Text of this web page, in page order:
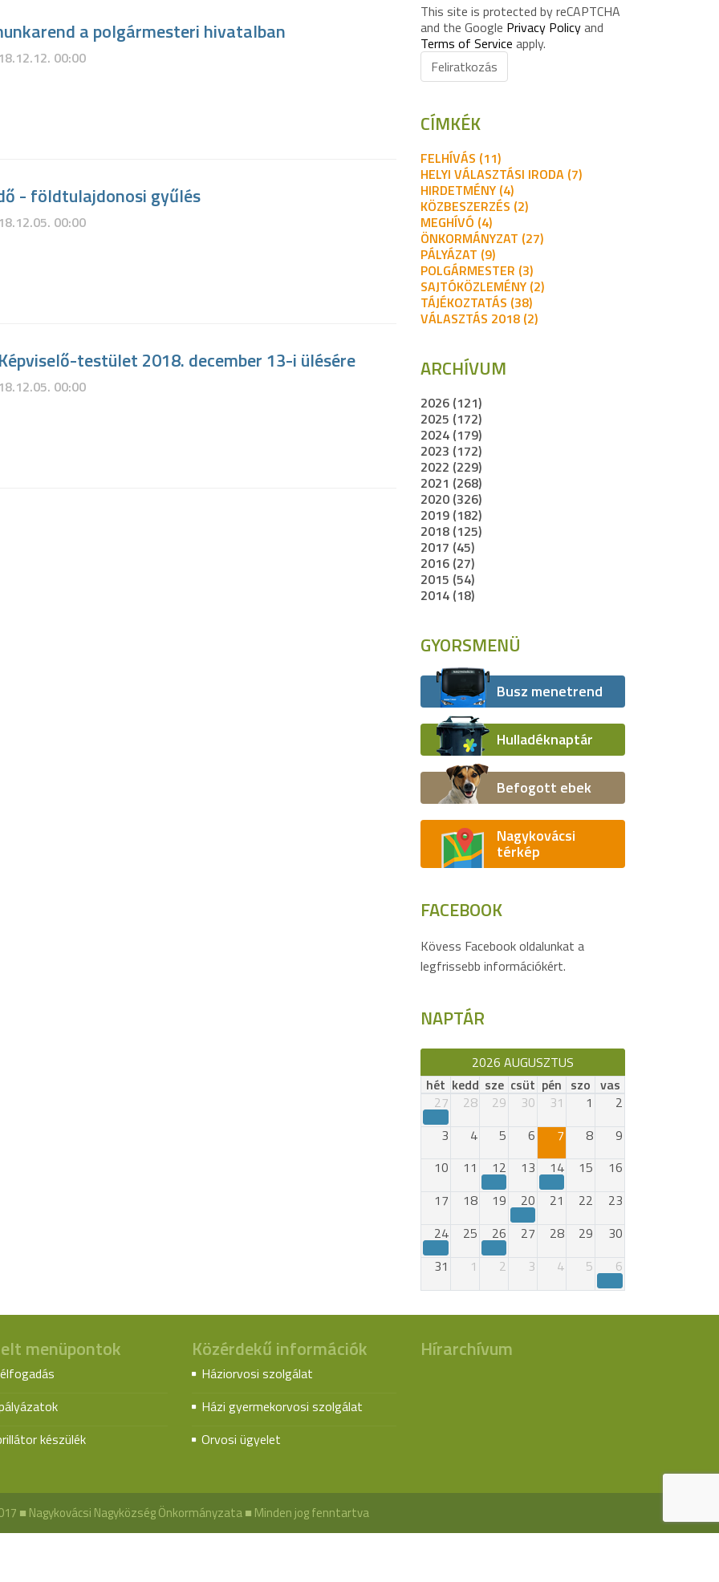
a polgármesteri hivatalban
00:00
- földtulajdonosi gyűlés
00:00
testület 2018. december 13-i ülésére
00:00
This site is protected by reCAPTCHA
and the Google Privacy Policyand
Terms of Service apply.
Feliratkozás
CÍMKÉK
FELHÍVÁS (11)
HELYI VÁLASZTÁSI IRODA (7)
HIRDETMÉNY (4)
KÖZBESZERZÉS (2)
MEGHÍVÓ (4)
ÖNKORMÁNYZAT (27)
PÁLYÁZAT (9)
POLGÁRMESTER (3)
SAJTÓKÖZLEMÉNY (2)
TÁJÉKOZTATÁS (38)
VÁLASZTÁS 2018 (2)
ARCHÍVUM
2026 (121)
2025 (172)
2024 (179)
2023 (172)
2022 (229)
2021 (268)
2020 (326)
2019 (182)
2018 (125)
2017 (45)
2016 (27)
2015 (54)
2014 (18)
GYORSMENÜ
Busz menetrend
Hulladéknaptár
Befogott ebek
Nagykovácsi
térkép
FACEBOOK
Kövess Facebook oldalunkat a
legfrissebb információkért.
NAPTÁR
2026 AUGUSZTUS
hét kedd sze csüt pén szo vas
27
28 29 30 31 1
2
3
4 5 6 7 8
9
10
11 12 13 14 15
16
17
18 19 20 21 22
23
24
25 26 27 28 29
30
31
1 2 3 4 5 6
menüpontok
készülék
Közérdekű információk
Háziorvosi szolgálat
Házi gyermekorvosi szolgálat
Orvosi ügyelet
Hírarchívum
■ Nagykovácsi Nagyközség Önkormányzata ■ Minden jog fenntartva